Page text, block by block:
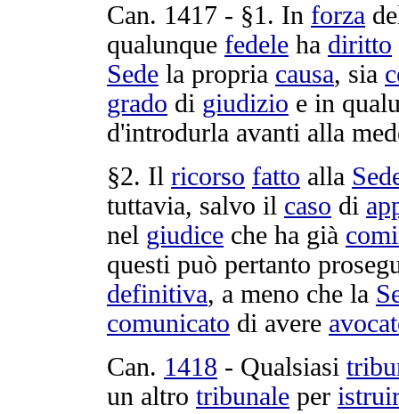
Can. 1417 - §1. In forza
qualunque fedele ha diritto
Sede la propria causa, sia
grado di giudizio e in
d'introdurla avanti alla
§2. Il ricorso fatto alla
tuttavia, salvo il caso di
nel giudice che ha già
questi può pertanto
definitiva, a meno che la
comunicato di avere
Can. 1418 - Qualsiasi
un altro tribunale per